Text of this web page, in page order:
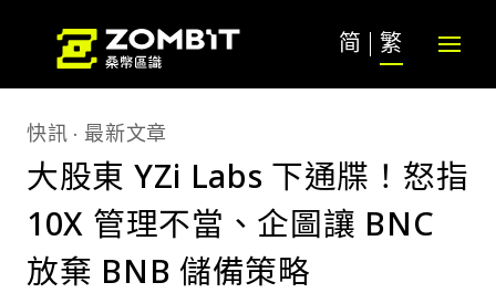
简 繁
快訊 最新文章
大股東 YZi Labs 下通牒！怒指
10X 管理不當、企圖讓 BNC
放棄 BNB 儲備策略